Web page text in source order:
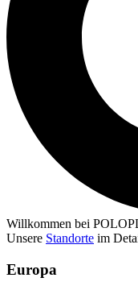
Willkommen bei
Unsere Standorte im
Europa